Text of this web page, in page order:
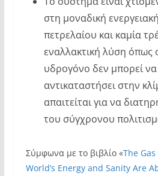
στη μοναδική
πετρελαίου και καμία
εναλλακτική λύση όπως
υδρογόνο δεν μπορεί
αντικαταστήσει στην
απαιτείται για να
του σύγχρονου
Σύμφωνα με το βιβλίο «The
World’s Energy and Sanity Are